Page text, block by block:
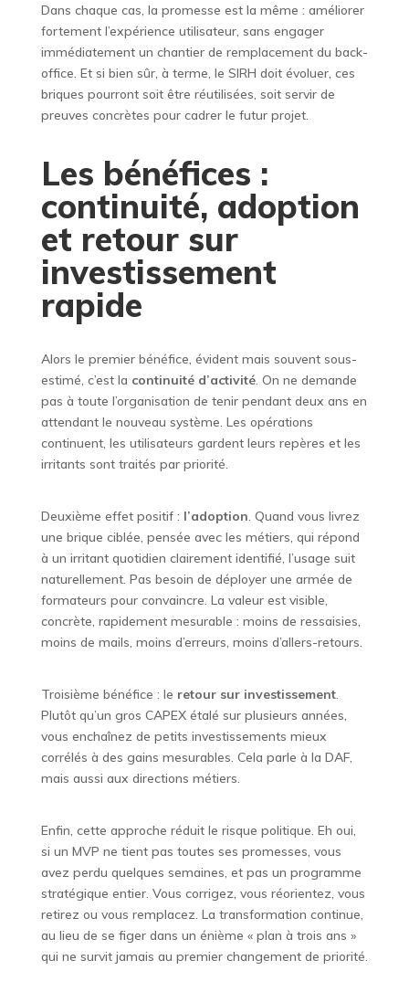
Dans chaque cas, la promesse est la même : améliorer
fortement l’expérience utilisateur, sans engager
immédiatement un chantier de remplacement du back-
office. Et si bien sûr, à terme, le SIRH doit évoluer, ces
briques pourront soit être réutilisées, soit servir de
preuves concrètes pour cadrer le futur projet.
Les bénéfices :
continuité, adoption
et retour sur
investissement
rapide
Alors le premier bénéfice, évident mais souvent sous-
estimé, c’est la continuité d’activité. On ne demande
pas à toute l’organisation de tenir pendant deux ans en
attendant le nouveau système. Les opérations
continuent, les utilisateurs gardent leurs repères et les
irritants sont traités par priorité.
Deuxième effet positif : l’adoption. Quand vous livrez
une brique ciblée, pensée avec les métiers, qui répond
à un irritant quotidien clairement identifié, l’usage suit
naturellement. Pas besoin de déployer une armée de
formateurs pour convaincre. La valeur est visible,
concrète, rapidement mesurable : moins de ressaisies,
moins de mails, moins d’erreurs, moins d’allers-retours.
Troisième bénéfice : le retour sur investissement.
Plutôt qu’un gros CAPEX étalé sur plusieurs années,
vous enchaînez de petits investissements mieux
corrélés à des gains mesurables. Cela parle à la DAF,
mais aussi aux directions métiers.
Enfin, cette approche réduit le risque politique. Eh oui,
si un MVP ne tient pas toutes ses promesses, vous
avez perdu quelques semaines, et pas un programme
stratégique entier. Vous corrigez, vous réorientez, vous
retirez ou vous remplacez. La transformation continue,
au lieu de se figer dans un énième « plan à trois ans »
qui ne survit jamais au premier changement de priorité.